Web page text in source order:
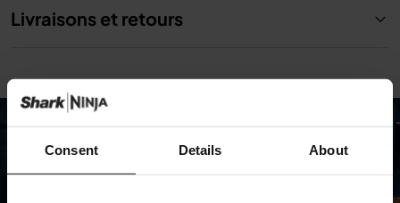
Consent Details About
Livraisons et retours